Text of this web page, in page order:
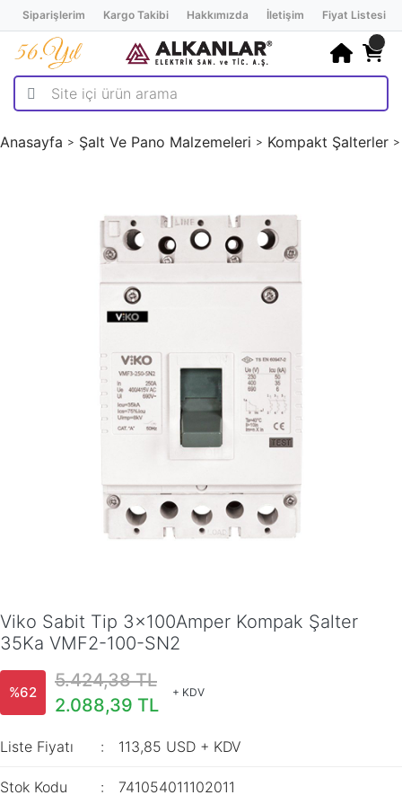
Siparişlerim Kargo Takibi Hakkımızda İletişim Fiyat Listesi
Anasayfa Şalt Ve Pano Malzemeleri Kompakt Şalterler
Viko Sabit Tip 3x100Amper Kompak Şalter
35Ka VMF2-100-SN2
%62
5.424,38 TL
2.088,39 TL
+ KDV
Liste Fiyatı 113,85 USD + KDV
Stok Kodu 741054011102011